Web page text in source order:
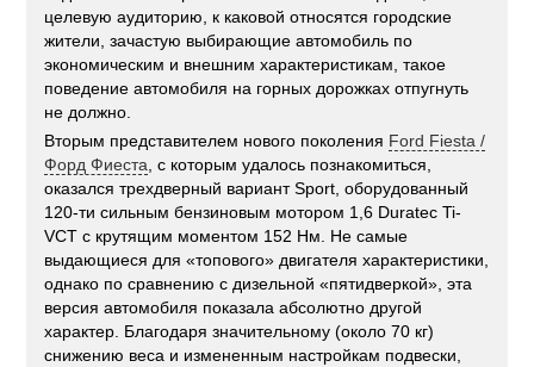
целевую аудиторию, к каковой относятся городские
жители, зачастую выбирающие автомобиль по
экономическим и внешним характеристикам, такое
поведение автомобиля на горных дорожках отпугнуть
не должно.
Вторым представителем нового поколения Ford Fiesta /
Форд Фиеста , с которым удалось познакомиться,
оказался трехдверный вариант Sport, оборудованный
120-ти сильным бензиновым мотором 1,6 Duratec Ti-
VCT с крутящим моментом 152 Нм. Не самые
выдающиеся для «топового» двигателя характеристики,
однако по сравнению с дизельной «пятидверкой», эта
версия автомобиля показала абсолютно другой
характер. Благодаря значительному (около 70 кг)
снижению веса и измененным настройкам подвески,